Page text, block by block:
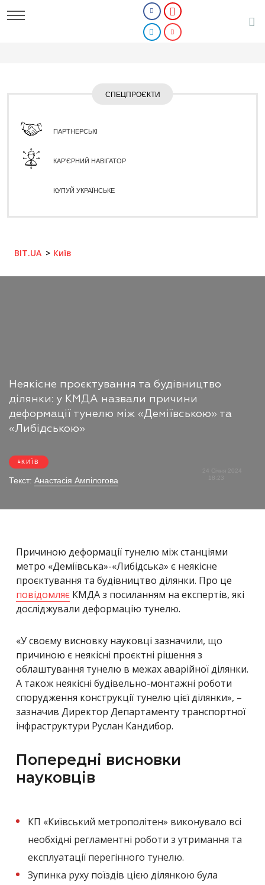
СПЕЦПРОЄКТИ
ПАРТНЕРСЬКІ
КАР'ЄРНИЙ НАВІГАТОР
КУПУЙ УКРАЇНСЬКЕ
BIT.UA Київ
Неякісне проєктування та будівництво
ділянки: у КМДА назвали причини
деформації тунелю між «Деміївською» та
«Либідською»
КИЇВ
Текст: Анастасія Ампілогова
Причиною деформації тунелю між станціями
метро «Деміївська»-«Либідська» є неякісне
проєктування та будівництво ділянки. Про це
повідомляє КМДА з посиланням на експертів, які
досліджували деформацію тунелю.
«У своєму висновку науковці зазначили, що
причиною є неякісні проєктні рішення з
облаштування тунелю в межах аварійної ділянки.
А також неякісні будівельно-монтажні роботи
спорудження конструкції тунелю цієї ділянки», –
зазначив Директор Департаменту транспортної
інфраструктури Руслан Кандибор.
Попередні висновки
науковців
КП «Київський метрополітен» виконувало всі
необхідні регламентні роботи з утримання та
експлуатації перегінного тунелю.
Зупинка руху поїздів цією ділянкою була